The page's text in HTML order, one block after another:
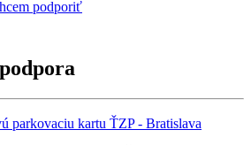
podporiť
parkovaciu kartu ŤZP - Bratislava